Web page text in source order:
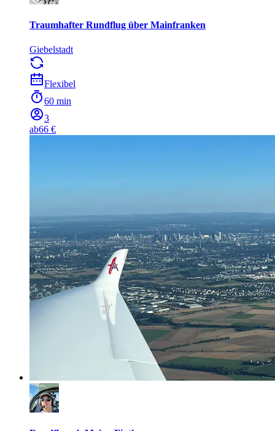
Traumhafter Rundflug über Mainfranken
Giebelstadt
Flexibel
60 min
3
ab66 €